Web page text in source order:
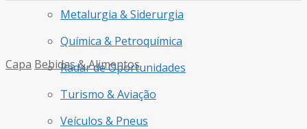
Metalurgia & Siderurgia
Química & Petroquímica
Radar de Oportunidades
Turismo & Aviação
Veículos & Pneus
Capa Bebidas & Alimentos